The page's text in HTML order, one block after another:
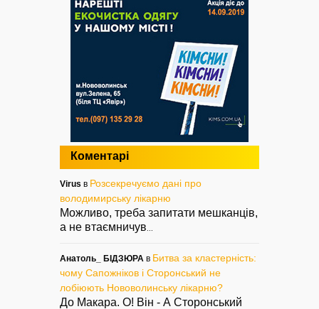
Коментарі
Virus в Розсекречуємо дані про
володимирську лікарню
Можливо, треба запитати мешканців,
а не втаємничув
Анатоль_ БІДЗЮРА в Битва за кластерність:
чому Сапожніков і Сторонський не
лобіюють Нововолинську лікарню?
До Макара. О! Він - А Сторонський